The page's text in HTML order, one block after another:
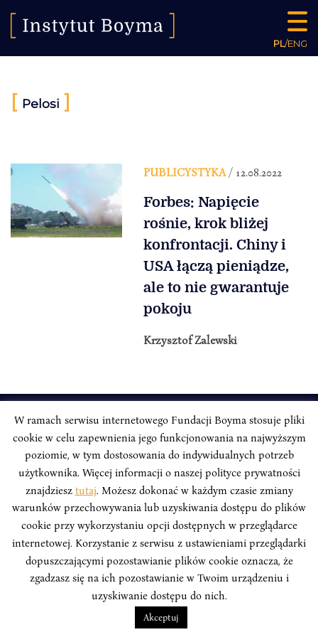
PL/ENG
[ Pelosi ]
PUBLICYSTYKA/ 12.08.2022
Forbes: Napięcie
rośnie, krok bliżej
konfrontacji. Chiny i
USA łączą pieniądze,
ale to nie gwarantuje
pokoju
Krzysztof Zalewski
INSTYTUT BOYMA / Asian Century
Adres korespondencyjny: ul. Freta 11/5, 00-027 Warszawa
Odwiedź nas w mediach społecznościowych:
INSTYTUT BOYMA. WSZELKIE PRAWA ZASTRZEŻONE.Polityka
Prywatności Serwisu
Polityka Prywatności Fundacji
Beata Świerczyńska, developmentAlan Głodek
W ramach serwisu internetowego Fundacji Boyma stosuje pliki
cookie w celu zapewnienia jego funkcjonowania na najwyższym
poziomie, w tym dostosowania do indywidualnych potrzeb
użytkownika. Więcej informacji o naszej polityce prywatności
znajdziesz tutaj. Możesz dokonać w każdym czasie zmiany
warunków przechowywania lub uzyskiwania dostępu do plików
cookie przy wykorzystaniu opcji dostępnych w przeglądarce
internetowej. Korzystanie z serwisu z ustawieniami przeglądarki
dopuszczającymi pozostawianie plików cookie oznacza, że
zgadzasz się na ich pozostawianie w Twoim urządzeniu i
uzyskiwanie dostępu do nich.
Akceptuj